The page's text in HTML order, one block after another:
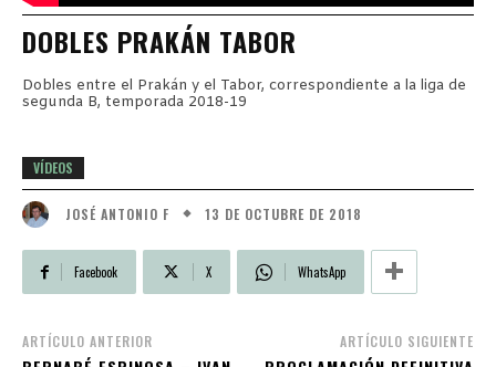
DOBLES PRAKÁN TABOR
Dobles entre el Prakán y el Tabor, correspondiente a la liga de
segunda B, temporada 2018-19
VÍDEOS
JOSÉ ANTONIO F 13 DE OCTUBRE DE 2018
Facebook X WhatsApp
ARTÍCULO ANTERIOR ARTÍCULO SIGUIENTE